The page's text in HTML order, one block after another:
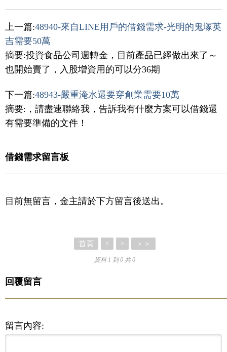
上一篇:48940-來自LINE用戶的借錢需求-光明的鬼塚英
吉需要50萬
摘要:投資食品公司週轉金，目前產品已經做出來了～
也開始賣了，入股增資用的可以分36期
下一篇:48943-嚴重淹水還要穿創業需要10萬
摘要:，請盡速聯絡我，告訴我有什麼方案可以借錢還
有需要準備的文件！
借錢需求留言板
目前無留言，金主請於下方留言後送出。
首頁 < > ＞＞
資料 1 到 0 共 0
回覆留言
留言內容: